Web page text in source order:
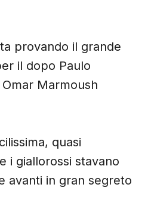
provando il grande
il dopo Paulo
Marmoush
quasi
i giallorossi stavano
avanti in gran segreto